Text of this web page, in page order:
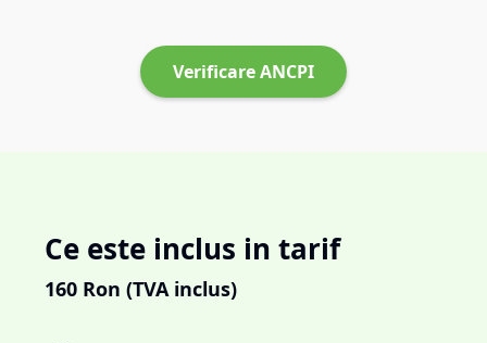
Verificare ANCPI
Ce este inclus in tarif
160 Ron (TVA inclus)